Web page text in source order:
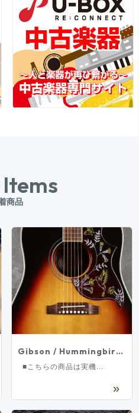
商品
Gibson / Hummingbird Standard Vintage Sunburst ギブソン ハミングバード 【実物画像/未展示品】[S/N 21074124]
■こちらの商品は実機...
HARVEST GUITARS
FINEST GUITARS
新宿店
心斎橋店